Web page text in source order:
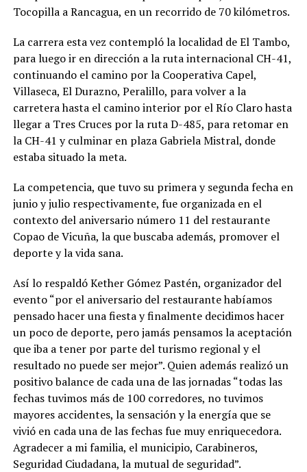
Tocopilla a Rancagua, en un recorrido de 70 kilómetros.
La carrera esta vez contempló la localidad de El Tambo,
para luego ir en dirección a la ruta internacional CH-41,
continuando el camino por la Cooperativa Capel,
Villaseca, El Durazno, Peralillo, para volver a la
carretera hasta el camino interior por el Río Claro hasta
llegar a Tres Cruces por la ruta D-485, para retomar en
la CH-41 y culminar en plaza Gabriela Mistral, donde
estaba situado la meta.
La competencia, que tuvo su primera y segunda fecha en
junio y julio respectivamente, fue organizada en el
contexto del aniversario número 11 del restaurante
Copao de Vicuña, la que buscaba además, promover el
deporte y la vida sana.
Así lo respaldó Kether Gómez Pastén, organizador del
evento “por el aniversario del restaurante habíamos
pensado hacer una fiesta y finalmente decidimos hacer
un poco de deporte, pero jamás pensamos la aceptación
que iba a tener por parte del turismo regional y el
resultado no puede ser mejor”. Quien además realizó un
positivo balance de cada una de las jornadas “todas las
fechas tuvimos más de 100 corredores, no tuvimos
mayores accidentes, la sensación y la energía que se
vivió en cada una de las fechas fue muy enriquecedora.
Agradecer a mi familia, el municipio, Carabineros,
Seguridad Ciudadana, la mutual de seguridad”.